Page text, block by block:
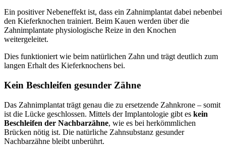
Ein positiver Nebeneffekt ist, dass ein Zahnimplantat dabei nebenbei
den Kieferknochen trainiert. Beim Kauen werden über die
Zahnimplantate physiologische Reize in den Knochen
weitergeleitet.
Dies funktioniert wie beim natürlichen Zahn und trägt deutlich zum
langen Erhalt des Kieferknochens bei.
Kein Beschleifen gesunder Zähne
Das Zahnimplantat trägt genau die zu ersetzende Zahnkrone – somit
ist die Lücke geschlossen. Mittels der Implantologie gibt es kein
Beschleifen der Nachbarzähne, wie es bei herkömmlichen
Brücken nötig ist. Die natürliche Zahnsubstanz gesunder
Nachbarzähne bleibt unberührt.